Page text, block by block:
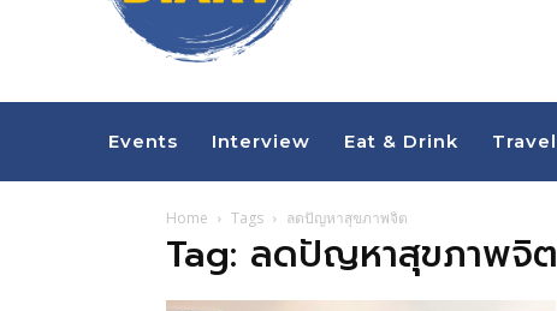
Events Interview Eat & Drink Travel
Home Tags ลดปัญหาสุขภาพจิต
Tag: ลดปัญหาสุขภาพจิต